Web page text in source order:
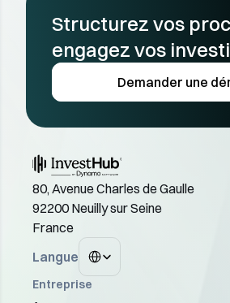
Structurez vos
engagez vos
Demander une
80, Avenue Charles de Gaulle
92200 Neuilly sur Seine
France
Langue
Select Language
Entreprise